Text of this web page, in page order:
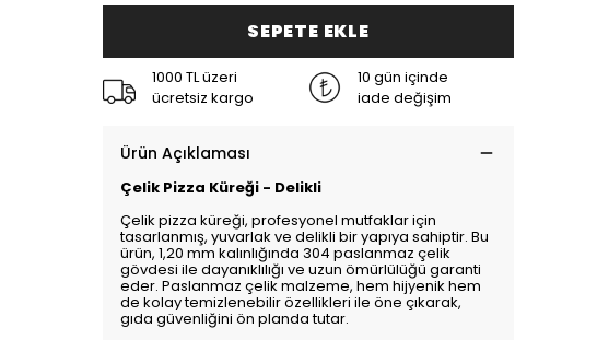
SEPETE EKLE
1000 TL üzeri
ücretsiz kargo
10 gün içinde
iade değişim
Ürün Açıklaması
Çelik Pizza Küreği - Delikli
Çelik pizza küreği, profesyonel mutfaklar için
tasarlanmış, yuvarlak ve delikli bir yapıya sahiptir. Bu
ürün, 1,20 mm kalınlığında 304 paslanmaz çelik
gövdesi ile dayanıklılığı ve uzun ömürlülüğü garanti
eder. Paslanmaz çelik malzeme, hem hijyenik hem
de kolay temizlenebilir özellikleri ile öne çıkarak,
gıda güvenliğini ön planda tutar.